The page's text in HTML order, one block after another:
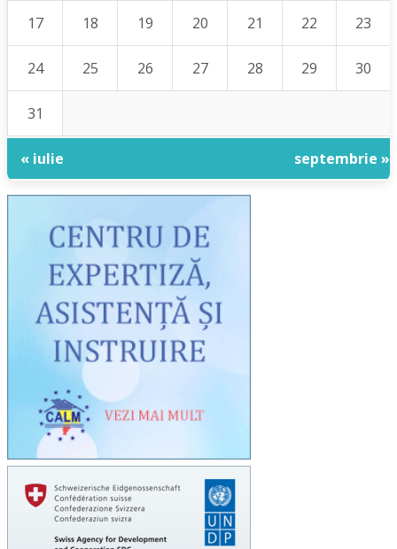
17 18 19 20 21 22 23
24 25 26 27 28 29 30
31
« iulie septembrie »